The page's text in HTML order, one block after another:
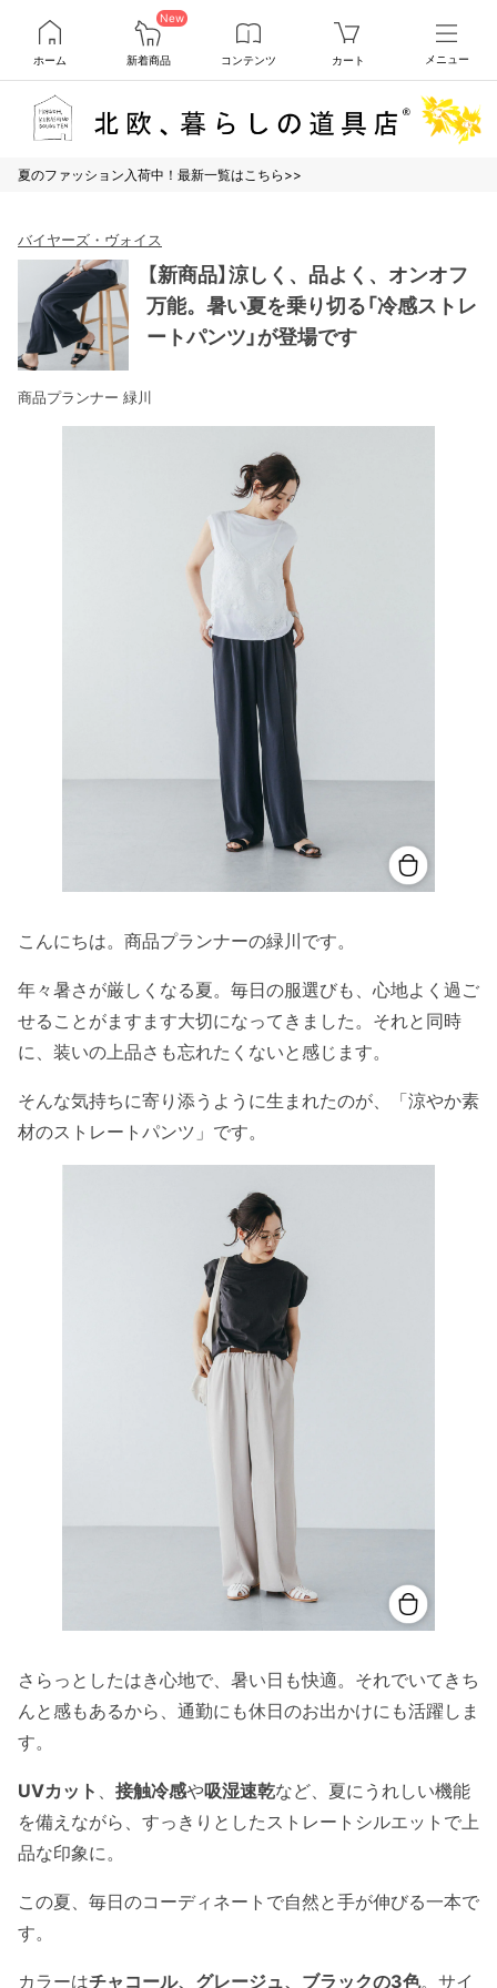
ホーム
New
新着商品 コンテンツ カート メニュー
夏のファッション入荷中！最新一覧はこちら>>
バイヤーズ・ヴォイス
【新商品】涼しく、品よく、オンオフ
万能。暑い夏を乗り切る「冷感ストレ
ートパンツ」が登場です
商品プランナー 緑川
こんにちは。商品プランナーの緑川です。
年々暑さが厳しくなる夏。毎日の服選びも、心地よく過ご
せることがますます大切になってきました。それと同時
に、装いの上品さも忘れたくないと感じます。
そんな気持ちに寄り添うように生まれたのが、「涼やか素
材のストレートパンツ」です。
さらっとしたはき心地で、暑い日も快適。それでいてきち
んと感もあるから、通勤にも休日のお出かけにも活躍しま
す。
UVカット 接触冷感や吸湿速乾など、夏にうれしい機能
を備えながら、すっきりとしたストレートシルエットで上
品な印象に。
この夏、毎日のコーディネートで自然と手が伸びる一本で
す。
カラーはチャコール、グレージュ、ブラックの3色。サイ